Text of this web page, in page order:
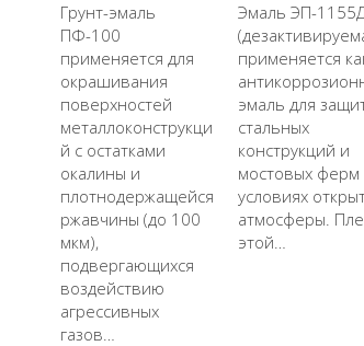
Грунт-эмаль
ПФ-100
применяется для
окрашивания
поверхностей
металлоконструкци
й с остатками
окалины и
плотнодержащейся
ржавчины (до 100
мкм),
подвергающихся
воздействию
агрессивных
газов…
Эмаль ЭП-
применяется
эмаль для
стальных
конструкций и
мостовых ферм
условиях
атмосферы.
этой…